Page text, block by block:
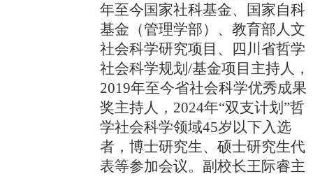
年至今国家社科基金、国家自科
基金（管理学部）、教育部人文
社会科学研究项目、四川省哲学
社会科学规划/基金项目主持人，
2019年至今省社会科学优秀成果
奖主持人， 2024年“双支计划”哲
学社会科学领域45岁以下入选
者，博士研究生、硕士研究生代
表等参加会议。副校长王际睿主